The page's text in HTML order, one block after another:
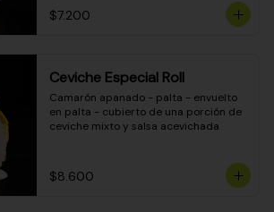
$7.200
Ceviche Especial Roll
Camarón apanado - palta - envuelto
en palta - cubierto de una porción de
ceviche mixto y salsa acevichada
$8.600